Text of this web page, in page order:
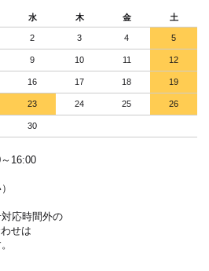
水 木 金 土
2 3 4 5
9 10 11 12
16 17 18 19
23 24 25 26
30
16:00
応時間外の
せは